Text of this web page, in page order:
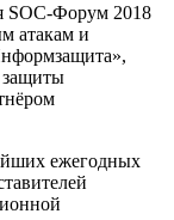
SOC-Форум 2018
атакам и
защиты
ежегодных